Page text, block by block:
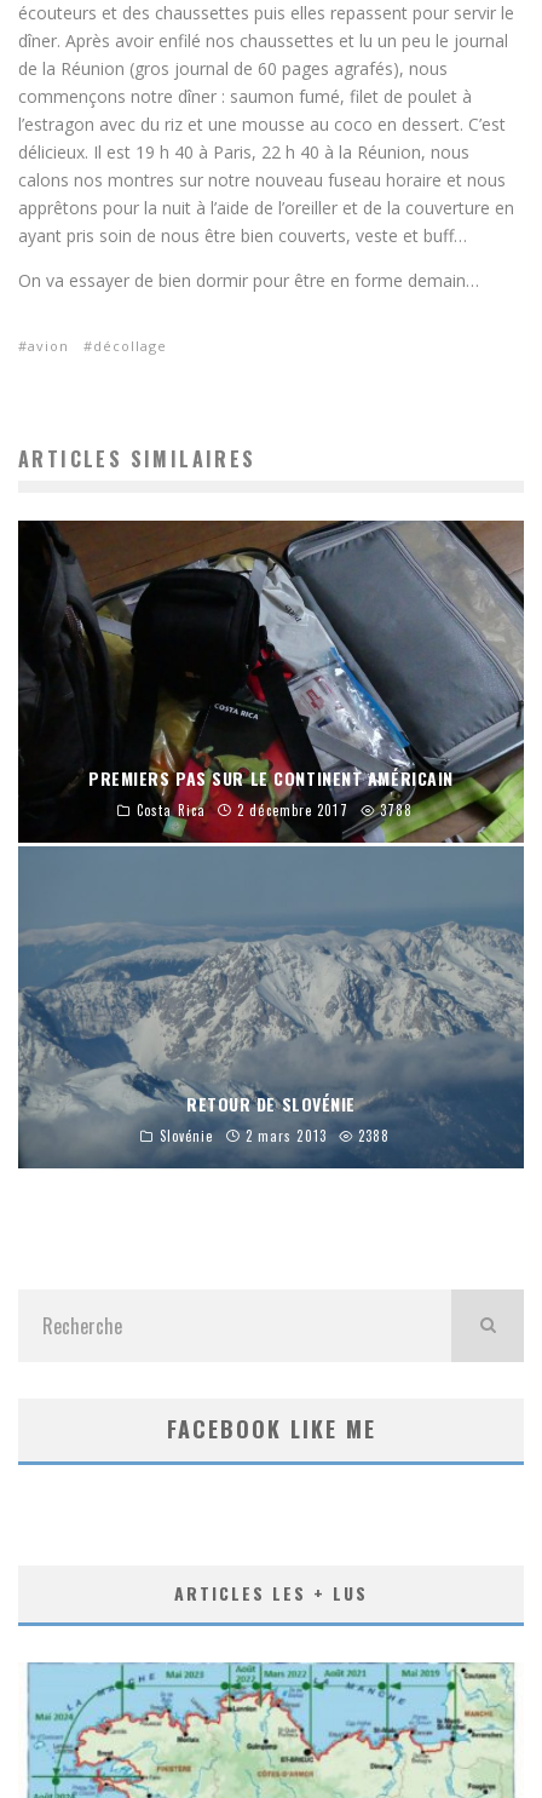
écouteurs et des chaussettes puis elles repassent pour servir le
dîner. Après avoir enfilé nos chaussettes et lu un peu le journal
de la Réunion (gros journal de 60 pages agrafés), nous
commençons notre dîner : saumon fumé, filet de poulet à
l’estragon avec du riz et une mousse au coco en dessert. C’est
délicieux. Il est 19 h 40 à Paris, 22 h 40 à la Réunion, nous
calons nos montres sur notre nouveau fuseau horaire et nous
apprêtons pour la nuit à l’aide de l’oreiller et de la couverture en
ayant pris soin de nous être bien couverts, veste et buff…
On va essayer de bien dormir pour être en forme demain…
avion décollage
ARTICLES SIMILAIRES
PREMIERS PAS SUR LE CONTINENT AMÉRICAIN
Costa Rica 2 décembre 2017 3788
RETOUR DE SLOVÉNIE
Slovénie 2 mars 2013 2388
FACEBOOK LIKE ME
ARTICLES LES + LUS